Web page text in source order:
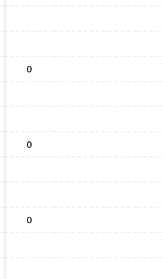
0
0
0
0
0
0